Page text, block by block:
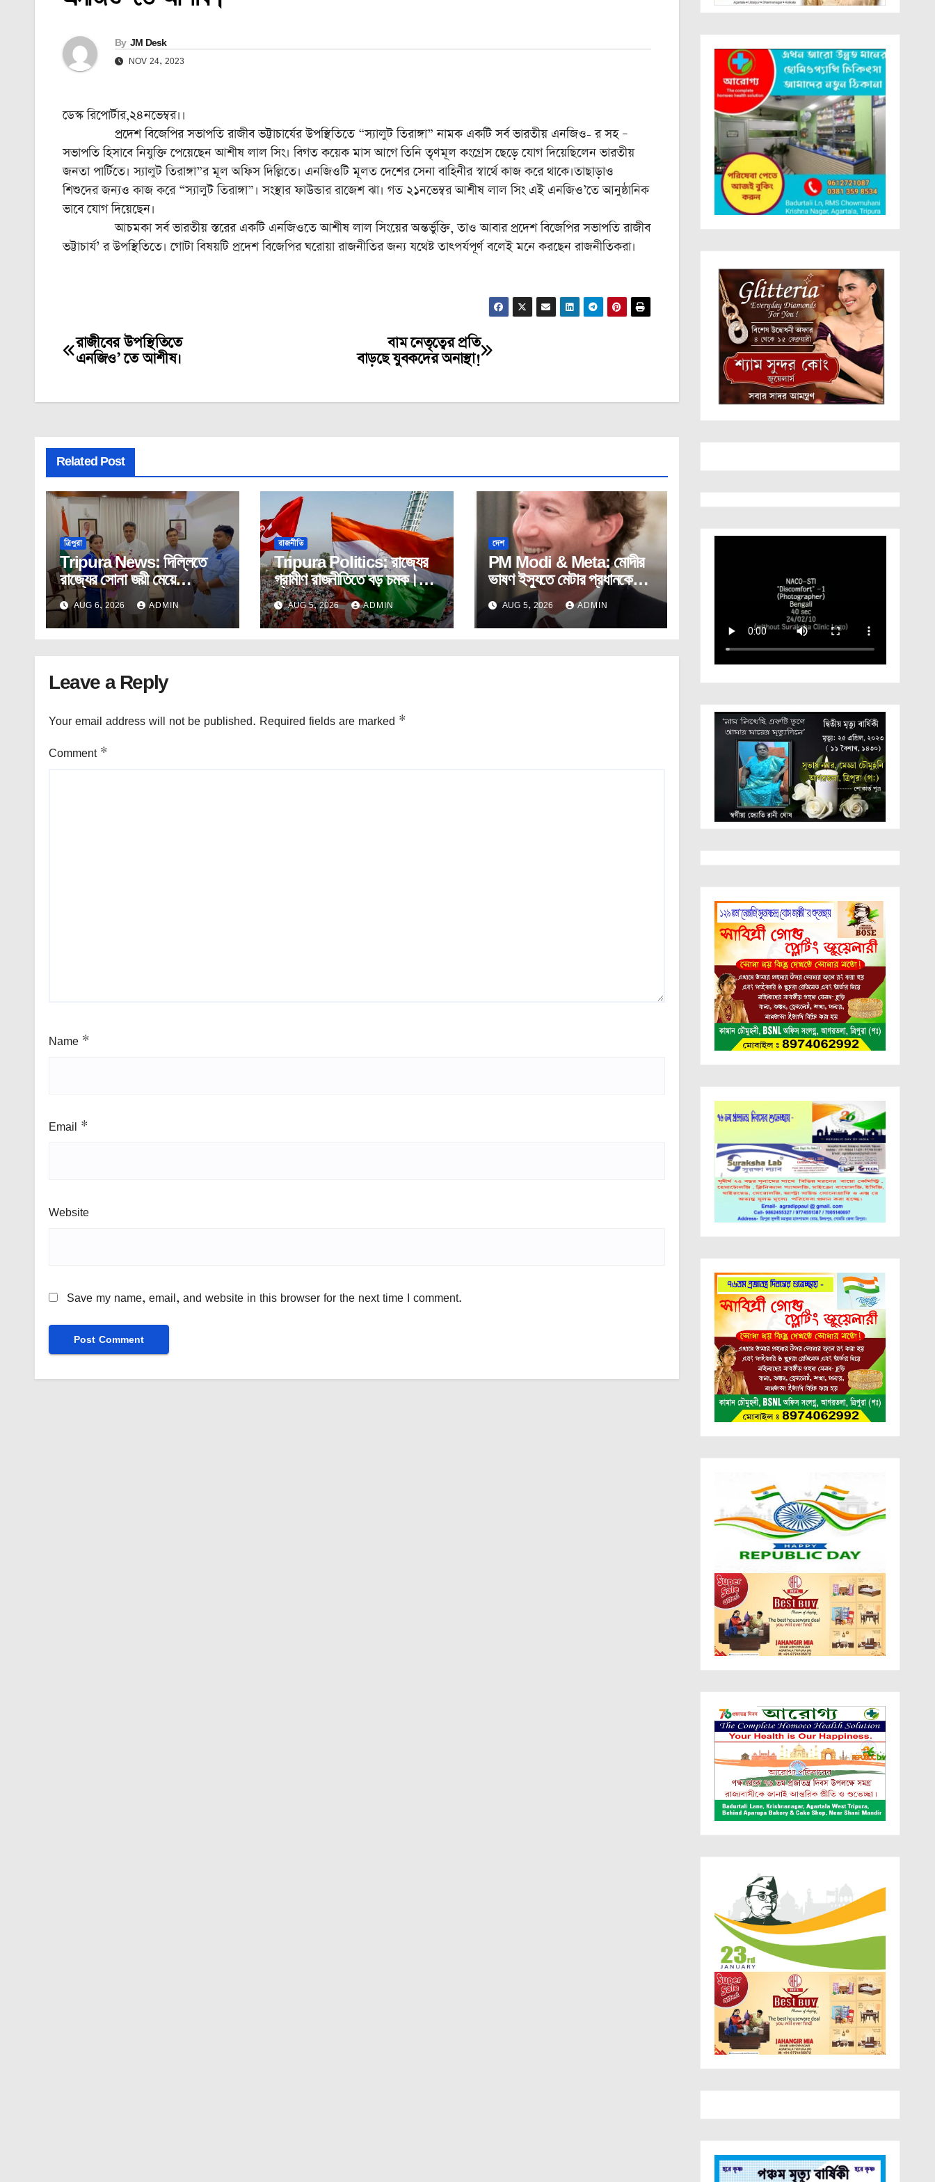
By JM Desk
NOV 24, 2023
ডেস্ক রিপোর্টার,২৪নভেম্বর।।
প্রদেশ বিজেপির সভাপতি রাজীব ভট্টাচার্যের উপস্থিতিতে “স্যালুট তিরাঙ্গা” নামক একটি সর্ব ভারতীয় এনজিও- র সহ –
সভাপতি হিসাবে নিযুক্তি পেয়েছেন আশীষ লাল সিং। বিগত কয়েক মাস আগে তিনি তৃণমূল কংগ্রেস ছেড়ে যোগ দিয়েছিলেন ভারতীয়
জনতা পার্টিতে। স্যালুট তিরাঙ্গা”র মূল অফিস দিল্লিতে। এনজিওটি মূলত দেশের সেনা বাহিনীর স্বার্থে কাজ করে থাকে।তাছাড়াও
শিশুদের জন্যও কাজ করে “স্যালুট তিরাঙ্গা”। সংস্থার ফাউন্ডার রাজেশ ঝা। গত ২১নভেম্বর আশীষ লাল সিং এই এনজিও’তে আনুষ্ঠানিক
ভাবে যোগ দিয়েছেন।
আচমকা সর্ব ভারতীয় স্তরের একটি এনজিওতে আশীষ লাল সিংয়ের অন্তর্ভুক্তি, তাও আবার প্রদেশ বিজেপির সভাপতি রাজীব
ভট্টাচার্য’ র উপস্থিতিতে। গোটা বিষয়টি প্রদেশ বিজেপির ঘরোয়া রাজনীতির জন্য যথেষ্ট তাৎপর্যপূর্ণ বলেই মনে করছেন রাজনীতিকরা।
Post
বাম নেতৃত্বের প্রতি
বাড়ছে যুবকদের অনাস্থা!
রাজীবের উপস্থিতিতে
এনজিও’ তে আশীষ।
Related Post
ত্রিপুরা
Tripura News: দিল্লিতে
রাজ্যের সোনা জয়ী মেয়ে
অস্মিতাকে সংবর্ধনা মুখ্যমন্ত্রীর।
AUG 6, 2026 ADMIN
রাজনীতি
Tripura Politics: রাজ্যের
গ্রামীণ রাজনীতিতে বড় চমক।
কংগ্রেস – সিপিআইএম যৌথ
ভাবে দখল করলো পঞ্চায়েত।
AUG 5, 2026 ADMIN
দেশ
PM Modi & Meta: মোদীর
ভাষণ ইস্যুতে মেটার প্রধানকে
ক্ষমা চাওয়ার দাবি সংসদীয়
প্যানেলের।
AUG 5, 2026 ADMIN
Leave a Reply
Your email address will not be published. Required fields are marked *
Comment *
Name *
Email *
Website
Save my name, email, and website in this browser for the next time I comment.